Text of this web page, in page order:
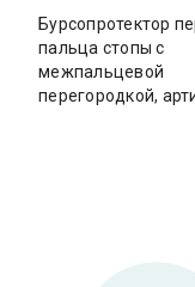
Бурсопротектор
пальца стопы с
межпальцевой
перегородкой,